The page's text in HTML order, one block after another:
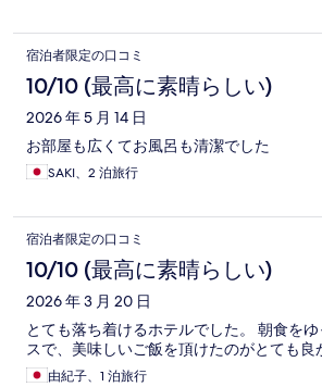
宿泊者限定の口コミ
10/10 (最高に素晴らしい)
2026 年 5 月 14 日
お部屋も広くてお風呂も清潔でした
SAKI、2 泊旅行
宿泊者限定の口コミ
10/10 (最高に素晴らしい)
2026 年 3 月 20 日
とても落ち着けるホテルでした。 朝食を
スで、美味しいご飯を頂けたのがとても良
由紀子、1 泊旅行